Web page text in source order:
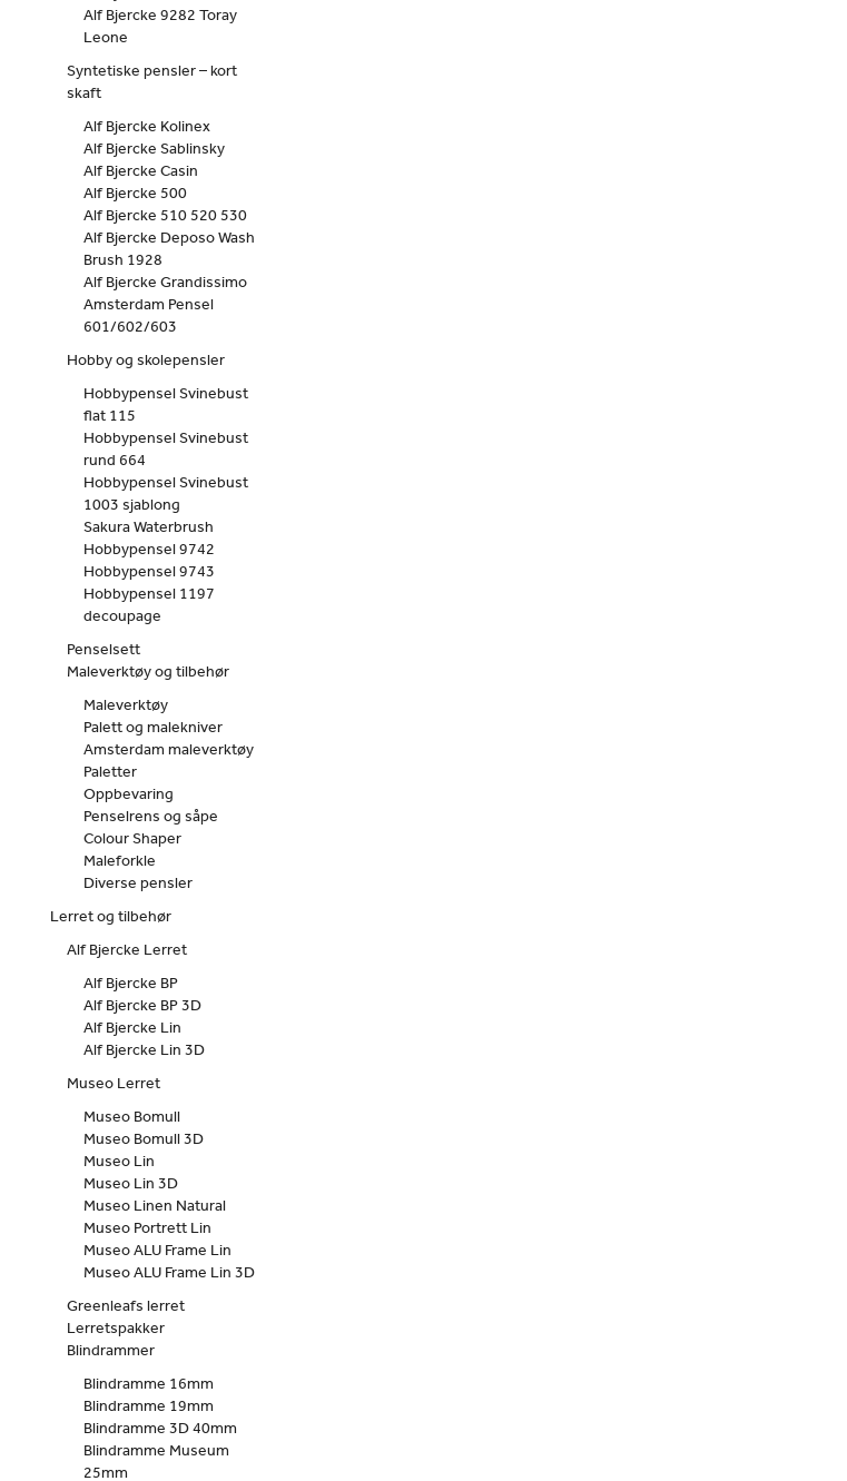
Alf Bjercke 9282 Toray
Leone
Syntetiske pensler – kort
skaft
Alf Bjercke Kolinex
Alf Bjercke Sablinsky
Alf Bjercke Casin
Alf Bjercke 500
Alf Bjercke 510 520 530
Alf Bjercke Deposo Wash
Brush 1928
Alf Bjercke Grandissimo
Amsterdam Pensel
601/602/603
Hobby og skolepensler
Hobbypensel Svinebust
flat 115
Hobbypensel Svinebust
rund 664
Hobbypensel Svinebust
1003 sjablong
Sakura Waterbrush
Hobbypensel 9742
Hobbypensel 9743
Hobbypensel 1197
decoupage
Penselsett
Maleverktøy og tilbehør
Maleverktøy
Palett og malekniver
Amsterdam maleverktøy
Paletter
Oppbevaring
Penselrens og såpe
Colour Shaper
Maleforkle
Diverse pensler
Lerret og tilbehør
Alf Bjercke Lerret
Alf Bjercke BP
Alf Bjercke BP 3D
Alf Bjercke Lin
Alf Bjercke Lin 3D
Museo Lerret
Museo Bomull
Museo Bomull 3D
Museo Lin
Museo Lin 3D
Museo Linen Natural
Museo Portrett Lin
Museo ALU Frame Lin
Museo ALU Frame Lin 3D
Greenleafs lerret
Lerretspakker
Blindrammer
Blindramme 16mm
Blindramme 19mm
Blindramme 3D 40mm
Blindramme Museum
25mm